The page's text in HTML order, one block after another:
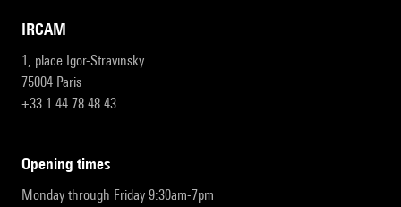
IRCAM
1, place Igor-Stravinsky
75004 Paris
+33 1 44 78 48 43
opening times
Monday through Friday 9:30am-7pm